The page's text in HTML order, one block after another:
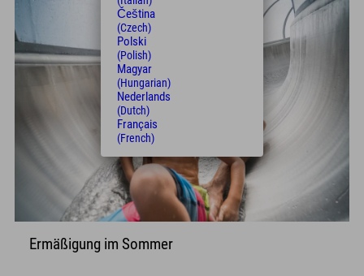
Ermäßigung im Sommer
Čeština
(Czech)
Polski
(Polish)
Magyar
(Hungarian)
Nederlands
(Dutch)
Français
(French)